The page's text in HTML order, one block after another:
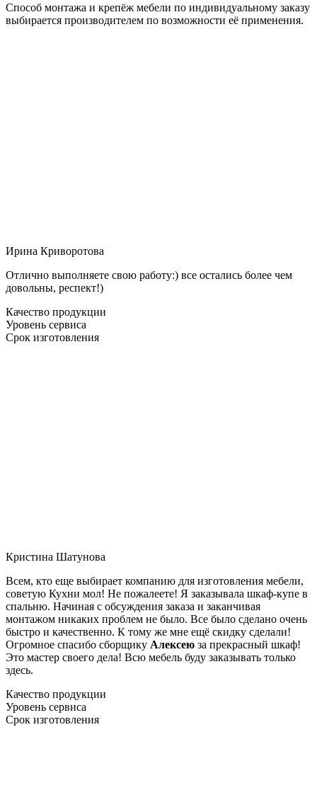
Способ монтажа и крепёж мебели по индивидуальному заказу
выбирается производителем по возможности её применения.
Ирина Криворотова
Отлично выполняете свою работу:) все остались более чем
довольны, респект!)
Качество продукции
Уровень сервиса
Срок изготовления
Кристина Шатунова
Всем, кто еще выбирает компанию для изготовления мебели,
советую Кухни мол! Не пожалеете! Я заказывала шкаф-купе в
спальню. Начиная с обсуждения заказа и заканчивая
монтажом никаких проблем не было. Все было сделано очень
быстро и качественно. К тому же мне ещё скидку сделали!
Огромное спасибо сборщику Алексею за прекрасный шкаф!
Это мастер своего дела! Всю мебель буду заказывать только
здесь.
Качество продукции
Уровень сервиса
Срок изготовления